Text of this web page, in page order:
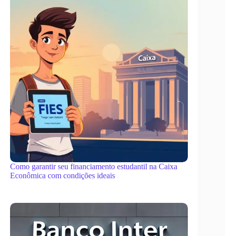
Como garantir seu financiamento estudantil na Caixa
Econômica com condições ideais